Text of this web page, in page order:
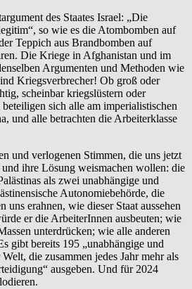
des Staates Israel: „Die
so wie es die Atombomben auf
Teppich aus Brandbomben auf
Die Kriege in Afghanistan und im
Argumenten und Methoden wie
Kriegsverbrecher! Ob groß oder
scheinbar kriegslüstern oder
sich alle am imperialistischen
und alle betrachten die Arbeiterklasse
und verlogenen Stimmen, die uns jetzt
ihre Lösung weismachen wollen: die
als zwei unabhängige und
Autonomiebehörde, die
uns erahnen, wie dieser Staat aussehen
er die ArbeiterInnen ausbeuten; wie
unterdrücken; wie alle anderen
gibt bereits 195 „unabhängige und
die zusammen jedes Jahr mehr als
ausgeben. Und für 2024